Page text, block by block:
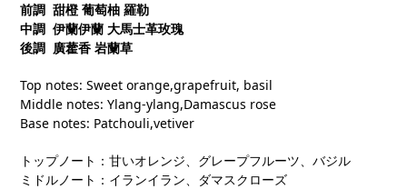
前調 甜橙 葡萄柚 羅勒
中調 伊蘭伊蘭 大馬士革玫瑰
後調 廣藿香 岩蘭草
Top notes: Sweet orange,grapefruit, basil
Middle notes: Ylang-ylang,Damascus rose
Base notes: Patchouli,vetiver
トップノート：甘いオレンジ、グレープフルーツ、バジル
ミドルノート：イランイラン、ダマスクローズ